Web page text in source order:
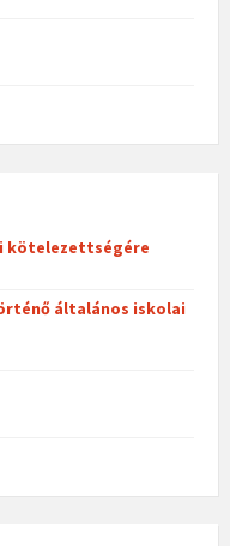
kötelezettségére
általános iskolai